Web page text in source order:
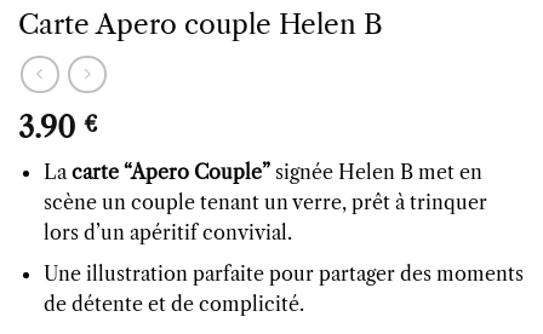
Carte Apero couple Helen B
3.90 €
La carte “Apero Couple”signée Helen B met en
scène un couple tenant un verre, prêt à trinquer
lors d’un apéritif convivial.
Une illustration parfaite pour partager des moments
de détente et de complicité.